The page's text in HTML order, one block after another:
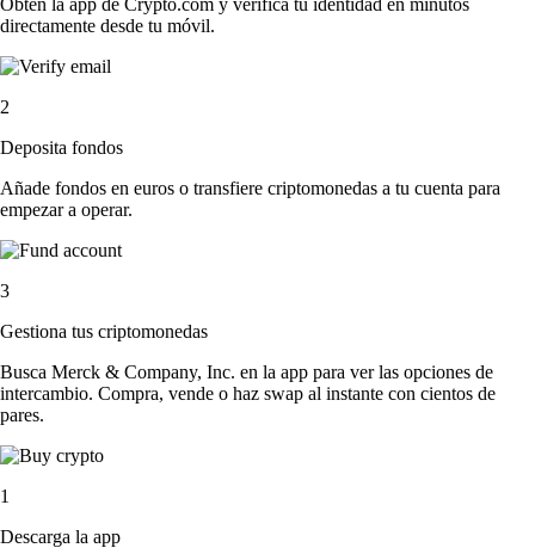
Obtén la app de Crypto.com y verifica tu identidad en minutos
directamente desde tu móvil.
2
Deposita fondos
Añade fondos en euros o transfiere criptomonedas a tu cuenta para
empezar a operar.
3
Gestiona tus criptomonedas
Busca Merck & Company, Inc. en la app para ver las opciones de
intercambio. Compra, vende o haz swap al instante con cientos de
pares.
1
Descarga la app